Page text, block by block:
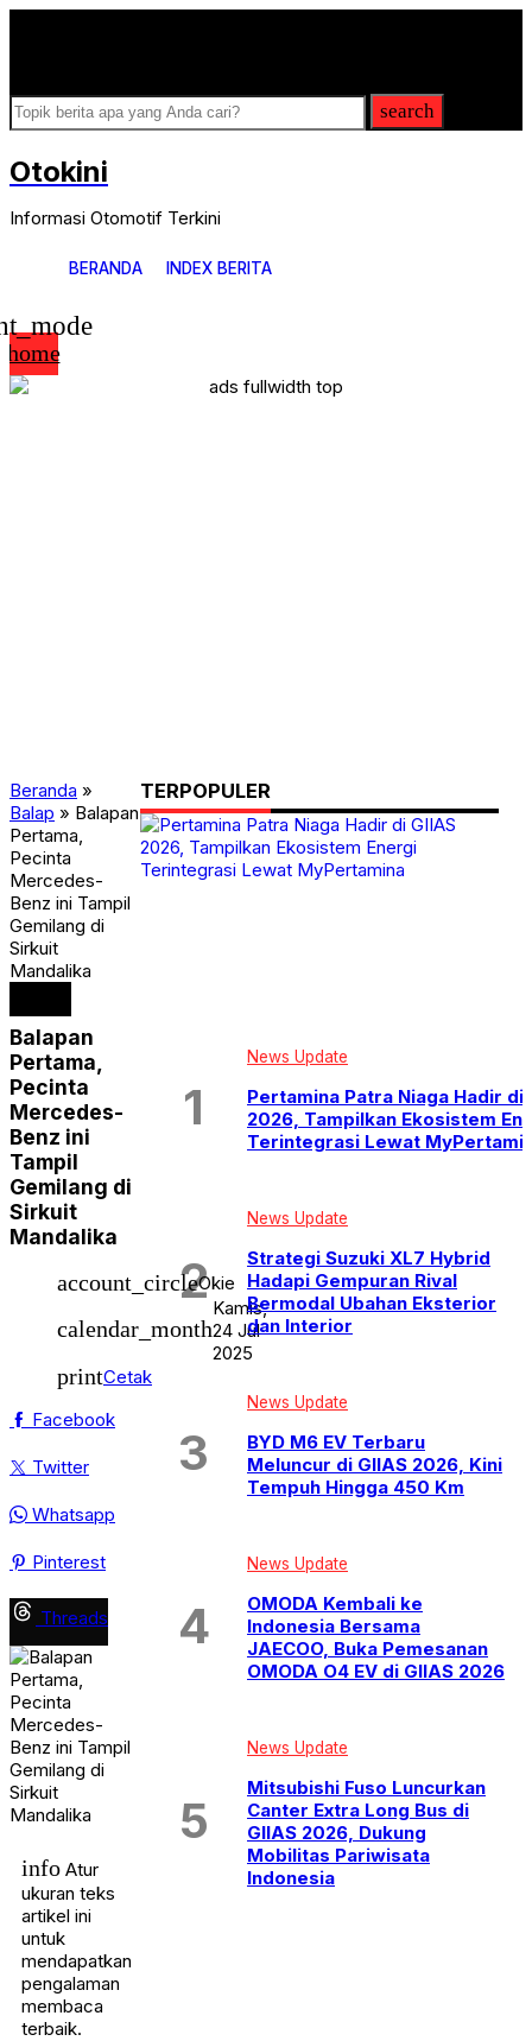
search
Otokini
Informasi Otomotif Terkini
BERANDA INDEX BERITA
home
Beranda »
Balap » Balapan
Pertama,
Pecinta
Mercedes-
Benz ini Tampil
Gemilang di
Sirkuit
Mandalika
Balapan
Pertama,
Pecinta
Mercedes-
Benz ini
Tampil
Gemilang di
Sirkuit
Mandalika
account_circleOkie
calendar_month
Kamis,
24 Jul
2025
printCetak
Facebook
Twitter
Whatsapp
Pinterest
Threads
info Atur
ukuran teks
artikel ini
untuk
mendapatkan
pengalaman
membaca
terbaik.
TERPOPULER
News Update
Pertamina Patra Niaga Hadir di
2026, Tampilkan Ekosistem
Terintegrasi Lewat
News Update
Strategi Suzuki XL7 Hybrid
Hadapi Gempuran Rival
Bermodal Ubahan Eksterior
dan Interior
News Update
BYD M6 EV Terbaru
Meluncur di GIIAS 2026, Kini
Tempuh Hingga 450 Km
News Update
OMODA Kembali ke
Indonesia Bersama
JAECOO, Buka Pemesanan
OMODA O4 EV di GIIAS 2026
News Update
Mitsubishi Fuso Luncurkan
Canter Extra Long Bus di
GIIAS 2026, Dukung
Mobilitas Pariwisata
Indonesia